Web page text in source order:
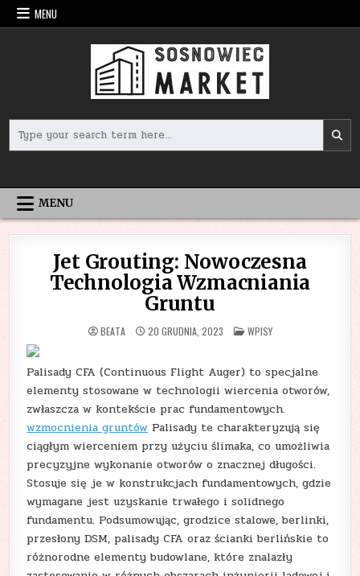
Skip
to
MENU
for:
MENU
Jet Grouting: Nowoczesna
Technologia Wzmacniania
Gruntu
BEATA 20 GRUDNIA, 2023 POSTED
IN
WPISY
Palisady CFA (Continuous Flight Auger) to specjalne
elementy stosowane w technologii wiercenia otworów,
zwłaszcza w kontekście prac fundamentowych.
wzmocnienia gruntów Palisady te charakteryzują się
ciągłym wierceniem przy użyciu ślimaka, co umożliwia
precyzyjne wykonanie otworów o znacznej długości.
Stosuje się je w konstrukcjach fundamentowych, gdzie
wymagane jest uzyskanie trwałego i solidnego
fundamentu. Podsumowując, grodzice stalowe, berlinki,
przesłony DSM, palisady CFA oraz ścianki berlińskie to
różnorodne elementy budowlane, które znalazły